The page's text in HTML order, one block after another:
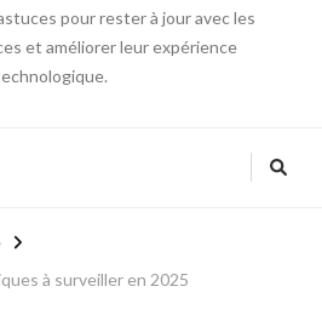
pour rester à jour avec les
et améliorer leur expérience
à surveiller en 2025